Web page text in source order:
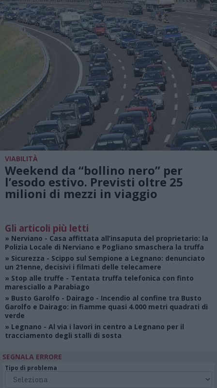
VIABILITÀ
Weekend da “bollino nero” per
l’esodo estivo. Previsti oltre 25
milioni di mezzi in viaggio
Gli articoli più letti
» Nerviano - Casa affittata all’insaputa del proprietario: la
Polizia Locale di Nerviano e Pogliano smaschera la truffa
» Sicurezza - Scippo sul Sempione a Legnano: denunciato
un 21enne, decisivi i filmati delle telecamere
» Stop alle truffe - Tentata truffa telefonica con finto
maresciallo a Parabiago
» Busto Garolfo - Dairago - Incendio al confine tra Busto
Garolfo e Dairago: in fiamme quasi 4.000 metri quadrati di
verde
» Legnano - Al via i lavori in centro a Legnano per il
tracciamento degli stalli di sosta
SEGNALA ERRORE
Tipo di problema